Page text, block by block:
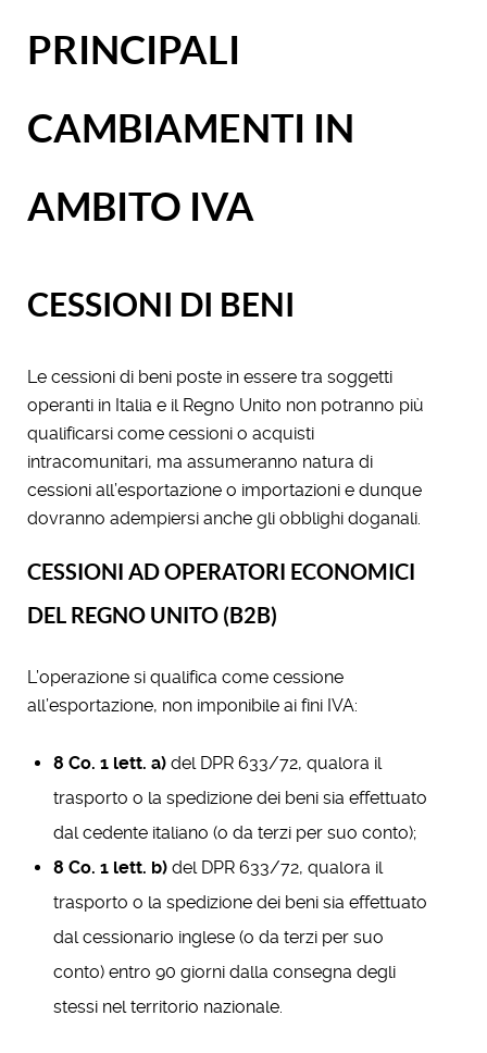
PRINCIPALI
CAMBIAMENTI IN
AMBITO IVA
CESSIONI DI BENI
Le cessioni di beni poste in essere tra soggetti
operanti in Italia e il Regno Unito non potranno più
qualificarsi come cessioni o acquisti
intracomunitari, ma assumeranno natura di
cessioni all’esportazione o importazioni e dunque
dovranno adempiersi anche gli obblighi doganali.
CESSIONI AD OPERATORI ECONOMICI
DEL REGNO UNITO (B2B)
L’operazione si qualifica come cessione
all’esportazione, non imponibile ai fini IVA:
8 Co. 1 lett. a) del DPR 633/72, qualora il
trasporto o la spedizione dei beni sia effettuato
dal cedente italiano (o da terzi per suo conto);
8 Co. 1 lett. b) del DPR 633/72, qualora il
trasporto o la spedizione dei beni sia effettuato
dal cessionario inglese (o da terzi per suo
conto) entro 90 giorni dalla consegna degli
stessi nel territorio nazionale.